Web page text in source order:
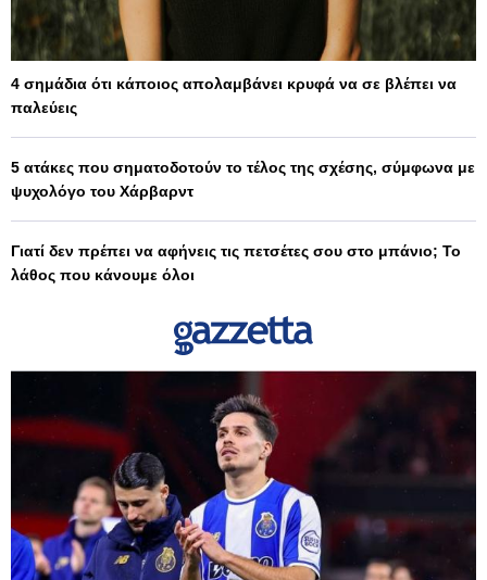
4 σημάδια ότι κάποιος απολαμβάνει κρυφά να σε βλέπει να
παλεύεις
5 ατάκες που σηματοδοτούν το τέλος της σχέσης, σύμφωνα με
ψυχολόγο του Χάρβαρντ
Γιατί δεν πρέπει να αφήνεις τις πετσέτες σου στο μπάνιο; Το
λάθος που κάνουμε όλοι